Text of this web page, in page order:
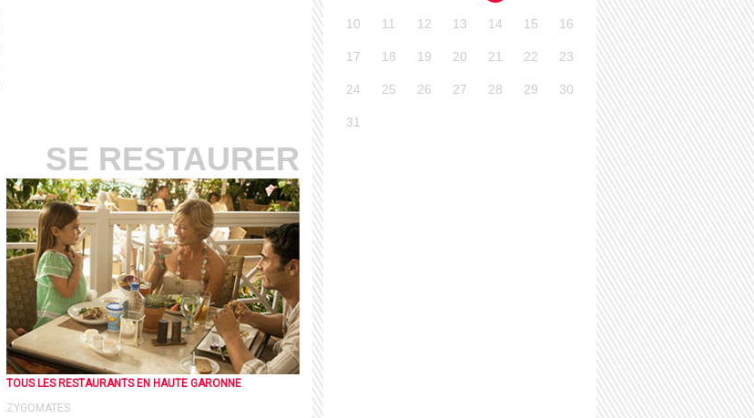
SE RESTAURER
TOUS LES RESTAURANTS EN HAUTE GARONNE
ZYGOMATES
10 11 12 13 14 15 16
17 18 19 20 21 22 23
24 25 26 27 28 29 30
31